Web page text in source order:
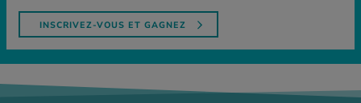
INSCRIVEZ-VOUS ET GAGNEZ